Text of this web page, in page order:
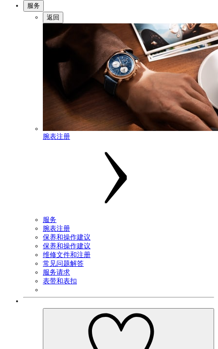
服务
返回
腕表注册
服务
腕表注册
保养和操作建议
保养和操作建议
维修文件和注册
常见问题解答
服务请求
表带和表扣